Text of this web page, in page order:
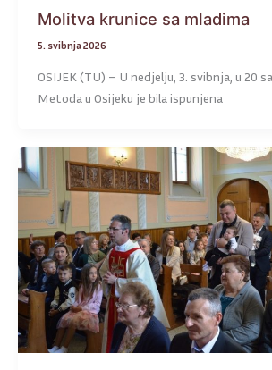
Molitva krunice sa mladima
5. svibnja 2026
OSIJEK (TU) – U nedjelju, 3. svibnja, u 20
Metoda u Osijeku je bila ispunjena